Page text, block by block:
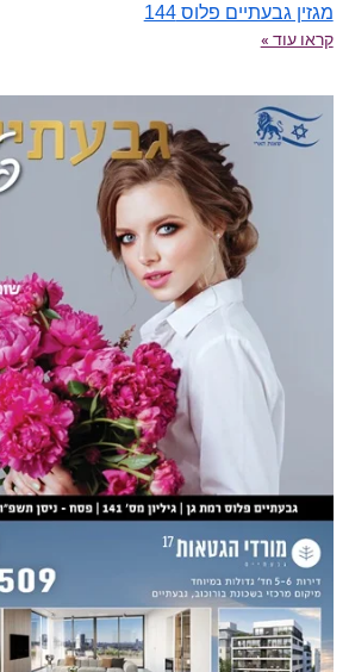
מגזין גבעתיים פלוס 144
קראו עוד »